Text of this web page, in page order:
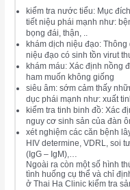
kiểm tra nước tiểu: Mục
tiết niệu phái mạnh như:
bọng đái, thận, ..
khám dịch niệu đạo:
niệu đạo có sinh tồn virut
khám máu: Xác định nồng
ham muốn không giống
siêu âm: sớm cảm thấy
dục phái mạnh như: xuất
kiểm tra tinh binh đồ: Xác
nguy cơ sinh sản của đàn
xét nghiệm các căn bệnh
HIV determine, VDRL, soi
(IgG – IgM),…
Ngoài ra còn một số hình
tình huống cụ thể và chỉ
ở Thai Ha Clinic kiểm tra